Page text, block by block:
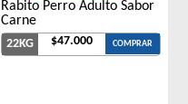
Rabito Perro Adulto Sabor
Carne
22KG $47.000 COMPRAR